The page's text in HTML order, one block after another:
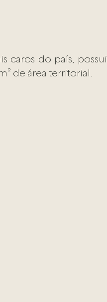
caros do país, possui
de área territorial.